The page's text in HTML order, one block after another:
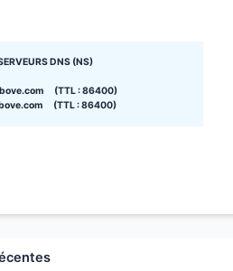
DNS (NS)
(TTL : 86400)
(TTL : 86400)